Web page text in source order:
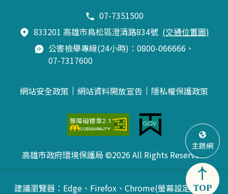
07-7351500
833201 高雄市鳥松區澄清路834號 (交通位置圖)
公害檢舉專線(24小時)：0800-066666、
07-7317600
網站安全政策 網站資料開放宣告 隱私權保護政策
高雄市政府環境保護局 ©2026 All Rights Reserved.
建議瀏覽器：Edge、Firefox、Chrome(螢幕設定最佳
主題網
TOP